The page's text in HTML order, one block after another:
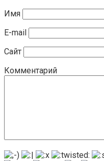
Имя
E-mail
Сайт
Комментарий